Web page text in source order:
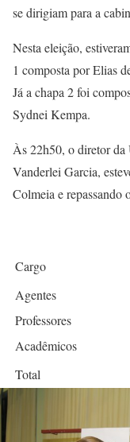
se dirigiam para a
Nesta eleição,
1 composta por Elias
Já a chapa 2 foi
Sydnei Kempa.
Às 22h50, o diretor
Vanderlei Garcia,
Colmeia e repassando
Cargo
Agentes
Professores
Acadêmicos
Total